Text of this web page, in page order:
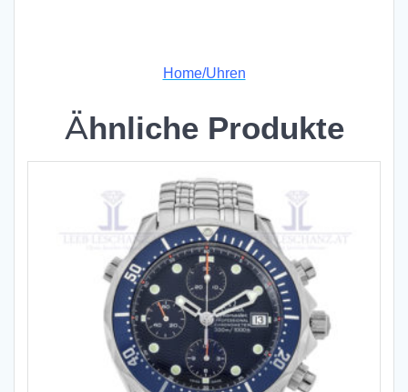
Home/Uhren
Ähnliche Produkte